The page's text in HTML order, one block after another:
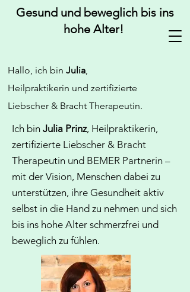
Gesund und beweglich bis ins
hohe Alter!
Hallo, ich bin Julia,
Heilpraktikerin und zertifizierte
Liebscher & Bracht Therapeutin.
Ich bin Julia Prinz, Heilpraktikerin,
zertifizierte Liebscher & Bracht
Therapeutin und BEMER Partnerin –
mit der Vision, Menschen dabei zu
unterstützen, ihre Gesundheit aktiv
selbst in die Hand zu nehmen und sich
bis ins hohe Alter schmerzfrei und
beweglich zu fühlen.